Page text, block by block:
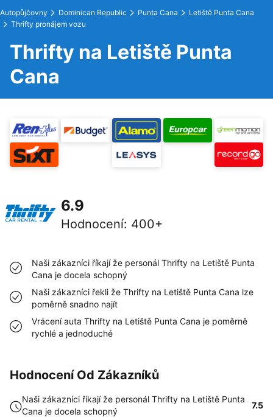
Autopůjčovny Dominican Republic Punta Cana
Letiště Punta Cana
Thrifty pronájem vozu
Thrifty na Letiště Punta
Cana
6.9
Hodnocení: 400+
Naši zákazníci říkají že personál Thrifty na Letiště Punta
Cana je docela schopný
Naši zákazníci řekli že Thrifty na Letiště Punta Cana lze
poměrně snadno najít
Vrácení auta Thrifty na Letiště Punta Cana je poměrně
rychlé a jednoduché
Hodnocení Od Zákazníků
Naši zákazníci říkají že personál Thrifty na Letiště Punta
Cana je docela schopný
7.5